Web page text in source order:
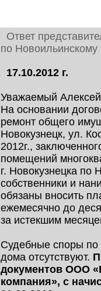
Ответ
по Новоильинскому
17.10.2012 г.
Уважаемый
На основании
ремонт общего
Новокузнецк, ул.
2012г.,
помещений
г. Новокузнецка по
собственники и
обязаны вносить
ежемесячно до
за истекшим
Судебные споры по
дома отсутствуют.
документов ООО
компания», с